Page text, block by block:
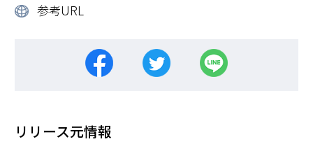
参考URL
リリース元情報